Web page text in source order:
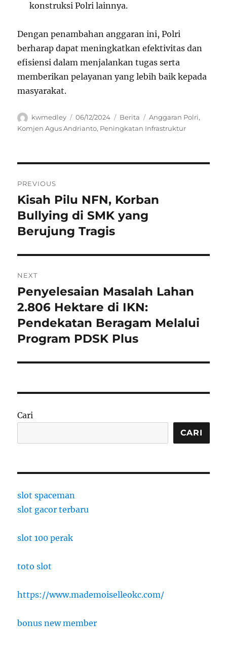
konstruksi Polri lainnya.
Dengan penambahan anggaran ini, Polri
berharap dapat meningkatkan efektivitas dan
efisiensi dalam menjalankan tugas serta
memberikan pelayanan yang lebih baik kepada
masyarakat.
Author
kwmedley
Posted
on
06/12/2024 Categories
Berita Tags
Anggaran Polri,
Komjen Agus Andrianto, Peningkatan Infrastruktur
pos
PREVIOUS
Previous
post:
Kisah Pilu NFN, Korban
Bullying di SMK yang
Berujung Tragis
NEXT
Next
post:
Penyelesaian Masalah Lahan
2.806 Hektare di IKN:
Pendekatan Beragam Melalui
Program PDSK Plus
Cari
CARI
slot spaceman
slot gacor terbaru
slot 100 perak
toto slot
https://www.mademoiselleokc.com/
bonus new member